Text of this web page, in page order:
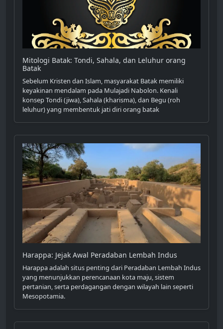
Mitologi Batak: Tondi, Sahala, dan Leluhur orang
Batak
Sebelum Kristen dan Islam, masyarakat Batak memiliki
keyakinan mendalam pada Mulajadi Nabolon. Kenali
konsep Tondi (jiwa), Sahala (kharisma), dan Begu (roh
leluhur) yang membentuk jati diri orang batak
Harappa: Jejak Awal Peradaban Lembah Indus
Harappa adalah situs penting dari Peradaban Lembah Indus
yang menunjukkan perencanaan kota maju, sistem
pertanian, serta perdagangan dengan wilayah lain seperti
Mesopotamia.